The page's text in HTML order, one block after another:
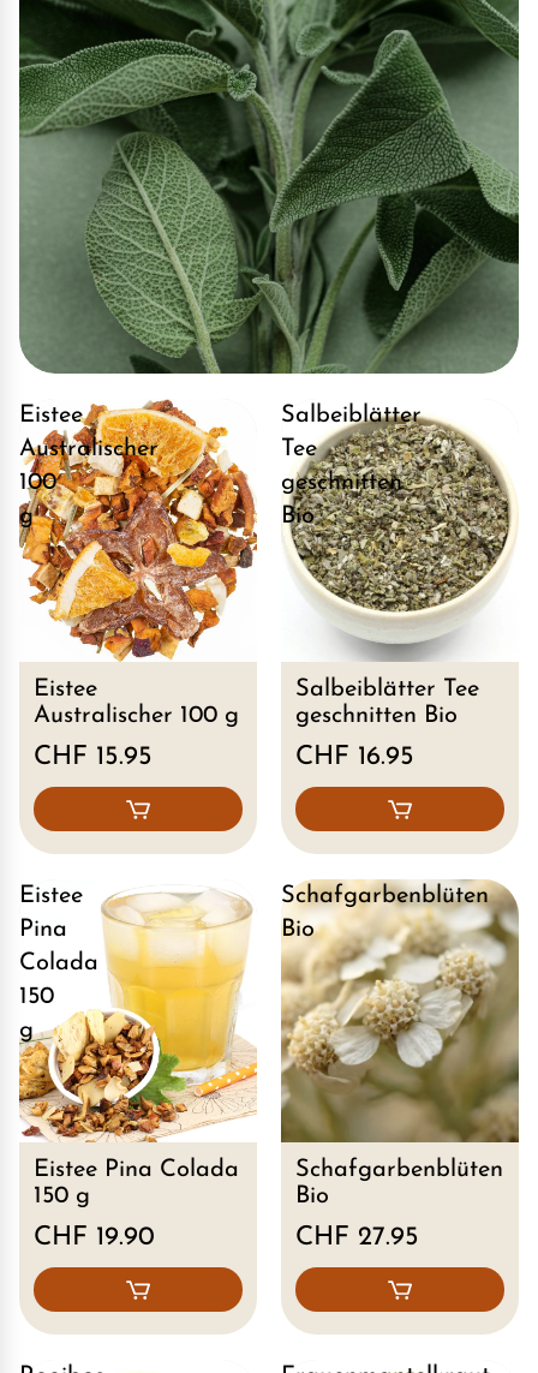
Eistee
Australischer
100
g
Eistee
Australischer 100 g
CHF 15.95
Salbeiblätter
Tee
geschnitten
Bio
Salbeiblätter Tee
geschnitten Bio
CHF 16.95
Eistee
Pina
Colada
150
g
Eistee Pina Colada
150 g
CHF 19.90
Schafgarbenblüten
Bio
Schafgarbenblüten
Bio
CHF 27.95